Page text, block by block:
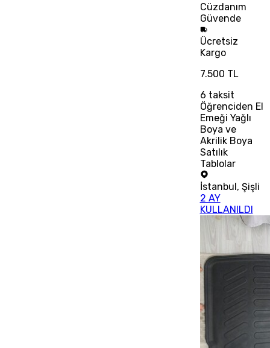
Cüzdanım
Güvende
Ücretsiz
Kargo
7.500 TL
6 taksit
Öğrenciden El
Emeği Yağlı
Boya ve
Akrilik Boya
Satılık
Tablolar
İstanbul, Şişli
2 AY
KULLANILDI